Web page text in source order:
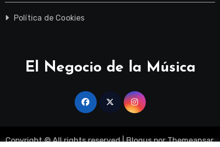
Política de Cookies
El Negocio de la Música
Copyright © All rights reserved |BlogusporThemeansar.